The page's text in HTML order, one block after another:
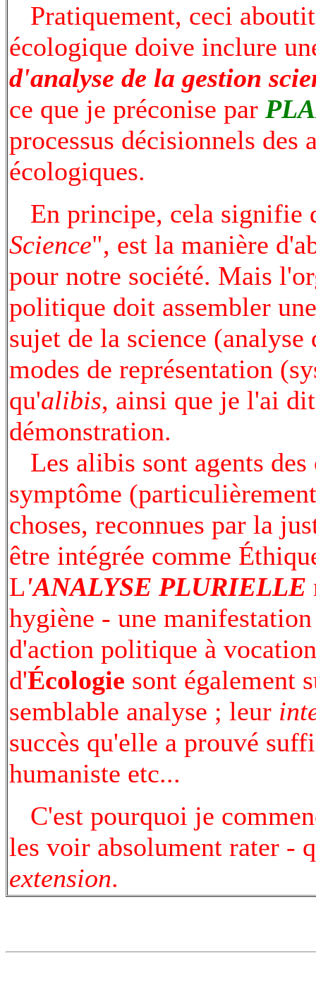
Pratiquement, ceci
écologique doive inclure
d'analyse de la gestion
ce que je préconise par
processus décisionnels
écologiques.
En principe, cela signifie
Science", est la manière
pour notre société. Mais
politique doit assembler
sujet de la science
modes de représentation
qu'alibis, ainsi que je l'ai
démonstration.
Les alibis sont agents
symptôme
choses, reconnues par la
être intégrée comme
L'ANALYSE PLURIELLE
hygiène - une
d'action politique à
d'Écologie sont également
semblable analyse ; leur
succès qu'elle a prouvé
humaniste etc...
C'est pourquoi je
les voir absolument rater -
extension.